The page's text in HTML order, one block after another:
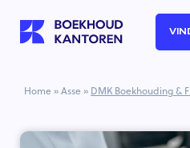
Home »Asse » DMK Boekhouding &